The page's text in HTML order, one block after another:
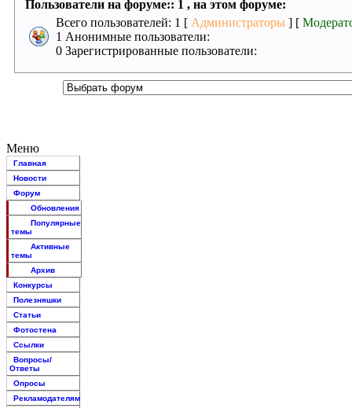
Пользователи на форуме:: 1 , на этом форуме:
Всего пользователей: 1 [ Администраторы ] [
1 Анонимные пользователи:
0 Зарегистрированные пользователи:
Меню
Главная
Новости
Форум
Обновления
Популярные
темы
Активные
темы
Архив
Конкурсы
Полезняшки
Статьи
Фотостена
Ссылки
Вопросы/
Ответы
Опросы
Рекламодателям